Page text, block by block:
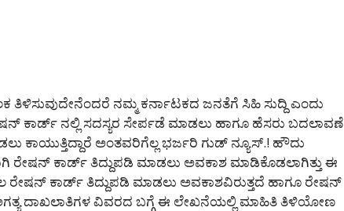
ತಿಳಿಸುವುದೇನೆಂದರೆ ನಮ್ಮ ಕರ್ನಾಟಕದ ಜನತೆಗೆ ಸಿಹಿ ಸುದ್ದಿ ಎಂದು
ಕಾರ್ಡ್ ನಲ್ಲಿ ಸದಸ್ಯರ ಸೇರ್ಪಡೆ ಮಾಡಲು ಹಾಗೂ ಹೆಸರು ಬದಲಾವಣೆ
ಕಾಯುತ್ತಿದ್ದಾರೆ ಅಂತವರಿಗೆಲ್ಲ ಭರ್ಜರಿ ಗುಡ್ ನ್ಯೂಸ್.! ಹೌದು
ರೇಷನ್ ಕಾರ್ಡ್ ತಿದ್ದುಪಡಿ ಮಾಡಲು ಅವಕಾಶ ಮಾಡಿಕೊಡಲಾಗಿತ್ತು ಈ
ಕಾರ್ಡ್ ತಿದ್ದುಪಡಿ ಮಾಡಲು ಅವಕಾಶವಿರುತ್ತದೆ ಹಾಗೂ ರೇಷನ್
ದಾಖಲಾತಿಗಳ ವಿವರದ ಬಗ್ಗೆ ಈ ಲೇಖನೆಯಲ್ಲಿ ಮಾಹಿತಿ ತಿಳಿಯೋಣ